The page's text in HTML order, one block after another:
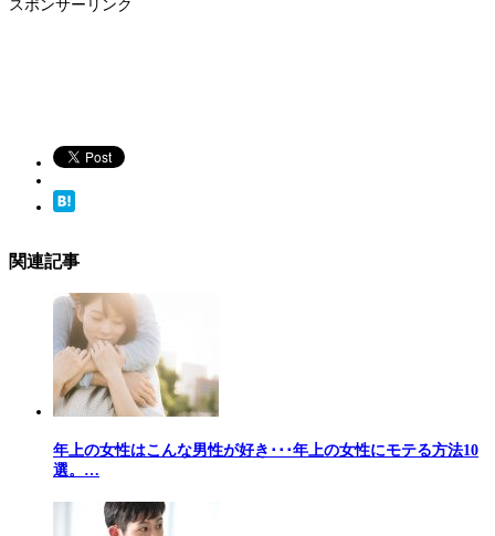
スポンサーリンク
関連記事
年上の女性はこんな男性が好き･･･年上の女性にモテる方法10
選。…